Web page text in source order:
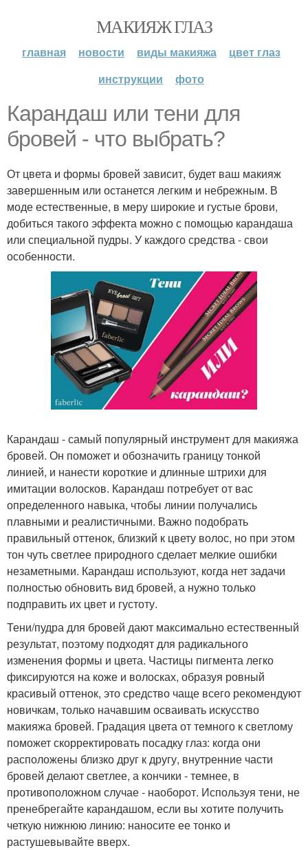
МАКИЯЖ ГЛАЗ
главная новости виды макияжа
цвет глаз
инструкции
фото
Карандаш или тени для
бровей - что выбрать?
От цвета и формы бровей зависит, будет ваш макияж
завершенным или останется легким и небрежным. В
моде естественные, в меру широкие и густые брови,
добиться такого эффекта можно с помощью карандаша
или специальной пудры. У каждого средства - свои
особенности.
Карандаш - самый популярный инструмент для макияжа
бровей. Он поможет и обозначить границу тонкой
линией, и нанести короткие и длинные штрихи для
имитации волосков. Карандаш потребует от вас
определенного навыка, чтобы линии получались
плавными и реалистичными. Важно подобрать
правильный оттенок, близкий к цвету волос, но при этом
тон чуть светлее природного сделает мелкие ошибки
незаметными. Карандаш используют, когда нет задачи
полностью обновить вид бровей, а нужно только
подправить их цвет и густоту.
Тени/пудра для бровей дают максимально естественный
результат, поэтому подходят для радикального
изменения формы и цвета. Частицы пигмента легко
фиксируются на коже и волосках, образуя ровный
красивый оттенок, это средство чаще всего рекомендуют
новичкам, только начавшим осваивать искусство
макияжа бровей. Градация цвета от темного к светлому
поможет скорректировать посадку глаз: когда они
расположены близко друг к другу, внутренние части
бровей делают светлее, а кончики - темнее, в
противоположном случае - наоборот. Используя тени, не
пренебрегайте карандашом, если вы хотите получить
четкую нижнюю линию: наносите ее тонко и
растушевывайте вверх.